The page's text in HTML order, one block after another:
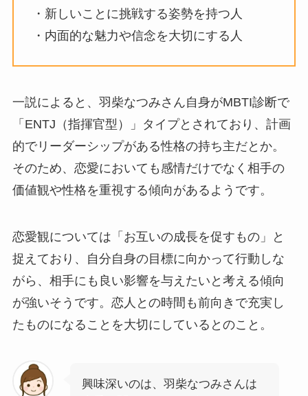
・新しいことに挑戦する姿勢を持つ人
・内面的な魅力や信念を大切にする人
一説によると、羽柴なつみさん自身がMBTI診断で
「ENTJ（指揮官型）」タイプとされており、計画
的でリーダーシップがある性格の持ち主だとか。
そのため、恋愛においても感情だけでなく相手の
価値観や性格を重視する傾向があるようです。
恋愛観については「お互いの成長を促すもの」と
捉えており、自分自身の目標に向かって行動しな
がら、相手にも良い影響を与えたいと考える傾向
が強いそうです。恋人との時間も前向きで充実し
たものになることを大切にしているとのこと。
興味深いのは、羽柴なつみさんは